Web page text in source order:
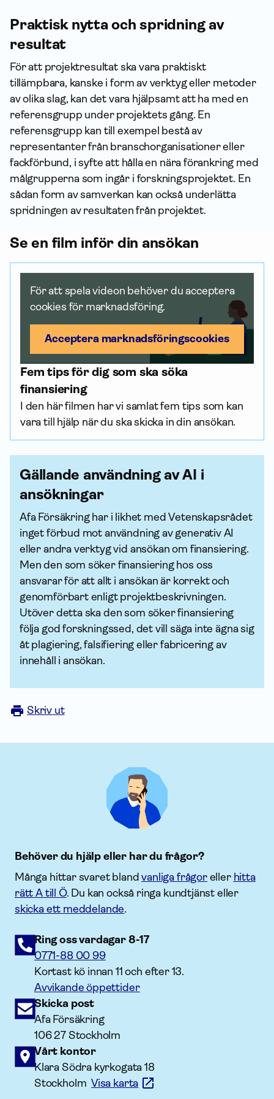
Praktisk nytta och spridning av
resultat
För att projektresultat ska vara praktiskt
tillämpbara, kanske i form av verktyg eller metoder
av olika slag, kan det vara hjälpsamt att ha med en
referensgrupp under projektets gång. En
referensgrupp kan till exempel bestå av
representanter från branschorganisationer eller
fackförbund, i syfte att hålla en nära förankring med
målgrupperna som ingår i forskningsprojektet. En
sådan form av samverkan kan också underlätta
spridningen av resultaten från projektet.
Se en film inför din ansökan
För att spela videon behöver du acceptera
cookies för marknadsföring.
Acceptera marknadsförings­cookies
Fem tips för dig som ska söka
finansiering
I den här filmen har vi samlat fem tips som kan
vara till hjälp när du ska skicka in din ansökan.
Gällande användning av AI i
ansökningar
Afa För­säkring har i likhet med Vetenskapsrådet
inget förbud mot användning av generativ AI
eller andra verktyg vid ansökan om finansiering.
Men den som söker finansiering hos oss
ansvarar för att allt i ansökan är korrekt och
genomförbart enligt projektbeskrivningen.
Utöver detta ska den som söker finansiering
följa god forskningssed, det vill säga inte ägna sig
åt plagiering, falsifiering eller fabricering av
innehåll i ansökan.
Skriv ut
Behöver du hjälp eller har du frågor?
Många hittar svaret blandvanliga frågoreller hitta
rätt A till Ö. Du kan också ringa kundtjänst eller
skicka ett meddelande.
Ring oss vardagar 8-17
0771-88 00 99
Kortast kö innan 11 och efter 13.
Avvikande öppettider
Skicka post
Afa Försäkring
106 27 Stockholm
Vårt kontor
Klara Södra kyrkogata 18
StockholmVisa karta